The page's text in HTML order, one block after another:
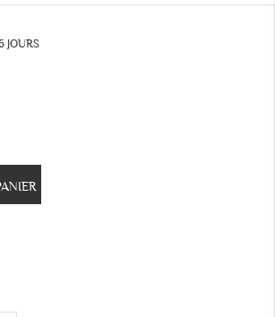
JOURS